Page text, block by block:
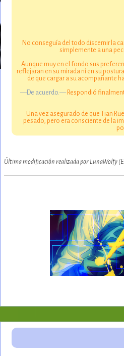
No conseguía del todo discernir la
simplemente a una
Aunque muy en el fondo sus
reflejaran en su mirada ni en su
de que cargar a su acompañante
—De acuerdo.—Respondió
Una vez asegurado de que Tian
pesado, pero era consciente de la
Última modificación realizada por LunaWolfy